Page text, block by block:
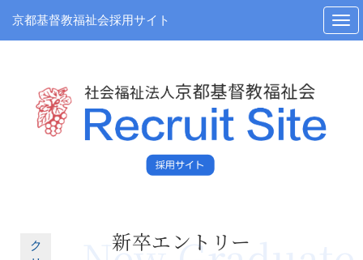
京都基督教福祉会採用サイト
新卒エントリー